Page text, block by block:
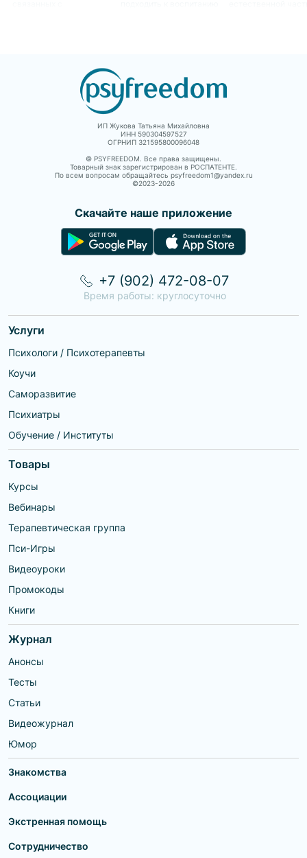
ИП Жукова Татьяна Михайловна
ИНН 590304597527
ОГРНИП 321595800096048
© PSYFREEDOM. Все права защищены.
Товарный знак зарегистрирован в РОСПАТЕНТЕ.
По всем вопросам обращайтесь psyfreedom1@yandex.ru
©2023-2026
Скачайте наше приложение
Услуги
Психологи / Психотерапевты
Коучи
Саморазвитие
Психиатры
Обучение / Институты
Товары
Курсы
Вебинары
Терапевтическая группа
Пси-Игры
Видеоуроки
Промокоды
Книги
Журнал
Анонсы
Тесты
Статьи
Видеожурнал
Юмор
Знакомства
Ассоциации
Экстренная помощь
Сотрудничество
+7 (902) 472-08-07
Время работы: круглосуточно